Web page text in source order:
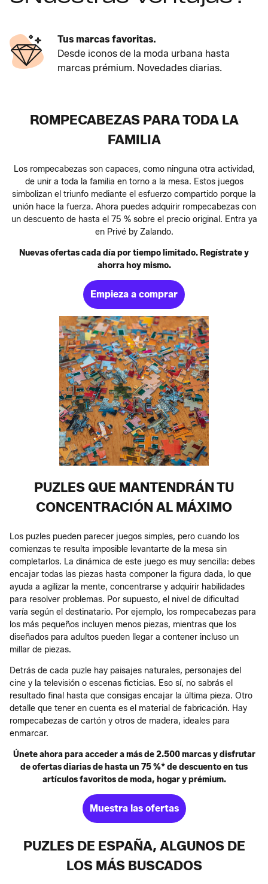
Tus marcas favoritas.
Desde iconos de la moda urbana hasta
marcas prémium. Novedades diarias.
ROMPECABEZAS PARA TODA LA
FAMILIA
Los rompecabezas son capaces, como ninguna otra actividad,
de unir a toda la familia en torno a la mesa. Estos juegos
simbolizan el triunfo mediante el esfuerzo compartido porque la
unión hace la fuerza. Ahora puedes adquirir rompecabezas con
un descuento de hasta el 75 % sobre el precio original. Entra ya
en Privé by Zalando.
Nuevas ofertas cada día por tiempo limitado. Regístrate y
ahorra hoy mismo.
Empieza a comprar
PUZLES QUE MANTENDRÁN TU
CONCENTRACIÓN AL MÁXIMO
Los puzles pueden parecer juegos simples, pero cuando los
comienzas te resulta imposible levantarte de la mesa sin
completarlos. La dinámica de este juego es muy sencilla: debes
encajar todas las piezas hasta componer la figura dada, lo que
ayuda a agilizar la mente, concentrarse y adquirir habilidades
para resolver problemas. Por supuesto, el nivel de dificultad
varía según el destinatario. Por ejemplo, los rompecabezas para
los más pequeños incluyen menos piezas, mientras que los
diseñados para adultos pueden llegar a contener incluso un
millar de piezas.
Detrás de cada puzle hay paisajes naturales, personajes del
cine y la televisión o escenas ficticias. Eso sí, no sabrás el
resultado final hasta que consigas encajar la última pieza. Otro
detalle que tener en cuenta es el material de fabricación. Hay
rompecabezas de cartón y otros de madera, ideales para
enmarcar.
Únete ahora para acceder a más de 2.500 marcas y disfrutar
de ofertas diarias de hasta un 75 %* de descuento en tus
artículos favoritos de moda, hogar y prémium.
Muestra las ofertas
PUZLES DE ESPAÑA, ALGUNOS DE
LOS MÁS BUSCADOS